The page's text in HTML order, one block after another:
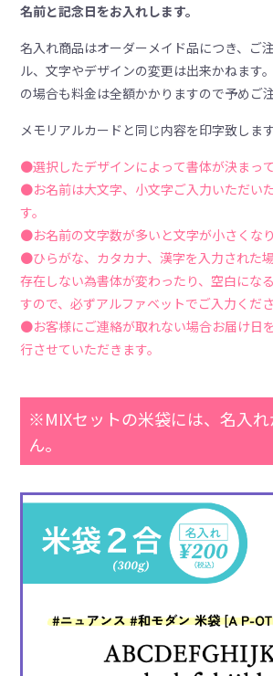
名前と記念日をお入れします。
名入れ商品はオーダーメイド品につき、ご
ル、文字やデザインの変更は出来かねます
の場合も料金は全額かかりますので予めご
メモリアルカードと同じ内容を印字致します
●選択したデザインによって書体が決まっ
●お名前は大文字、小文字ご入力いただい
す。
●お名前の文字数が多いと文字が小さくなり
●ひらがな、カタカナ、漢字を入力された
存在しない為書体が変わったり、空白にな
すので、必ずアルファベットでご入力くださ
●お客様にご連絡が取れない場合お届け日
行させていただきます。
※MIXセットの米袋には、名入
ん。